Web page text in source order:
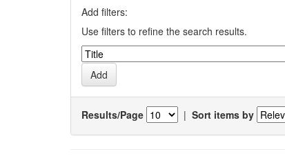
Add filters:
Use filters to refine the search results.
Results/Page | Sort items by